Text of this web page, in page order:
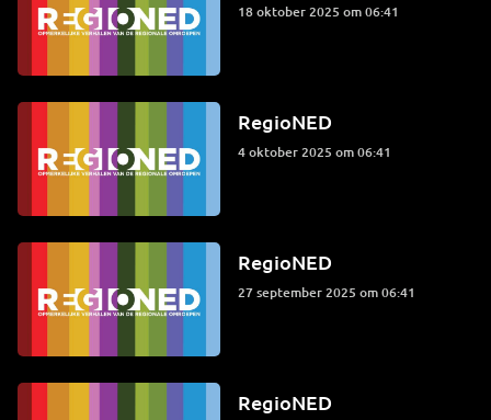
18 oktober 2025 om 06:41
RegioNED
4 oktober 2025 om 06:41
RegioNED
27 september 2025 om 06:41
RegioNED